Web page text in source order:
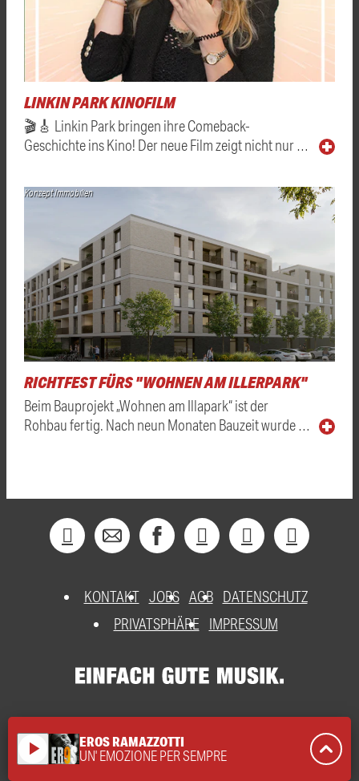
LINKIN PARK KINOFILM
🎬🎸 Linkin Park bringen ihre Comeback-
Geschichte ins Kino! Der neue Film zeigt nicht nur …
Konzept Immobilien
RICHTFEST FÜRS "WOHNEN AM ILLERPARK"
Beim Bauprojekt „Wohnen am Illapark“ ist der
Rohbau fertig. Nach neun Monaten Bauzeit wurde …
KONTAKT JOBS AGB DATENSCHUTZ
PRIVATSPHÄRE
IMPRESSUM
play_arrow EROS RAMAZZOTTI
UN' EMOZIONE PER SEMPRE